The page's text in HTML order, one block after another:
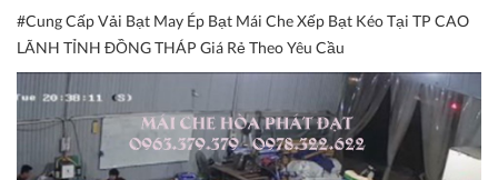
#Cung Cấp Vải Bạt May Ép Bạt Mái Che Xếp Bạt Kéo Tại TP CAO
LÃNH TỈNH ĐỒNG THÁP Giá Rẻ Theo Yêu Cầu